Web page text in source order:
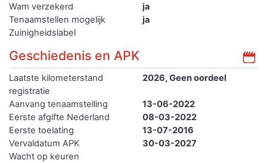
Wam verzekerd
ja
Tenaamstellen mogelijk
ja
Zuinigheidslabel
Geschiedenis en APK
Laatste kilometerstand
registratie
2026, Geen oordeel
Aanvang tenaamstelling
13-06-2022
Eerste afgifte Nederland
08-03-2022
Eerste toelating
13-07-2016
Vervaldatum APK
30-03-2027
Wacht op keuren